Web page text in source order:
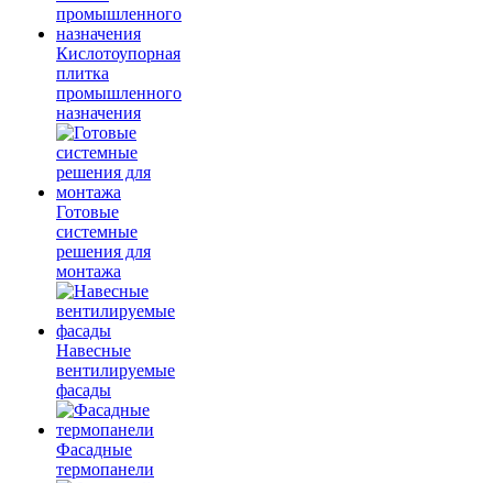
Кислотоупорная
плитка
промышленного
назначения
Готовые
системные
решения для
монтажа
Навесные
вентилируемые
фасады
Фасадные
термопанели